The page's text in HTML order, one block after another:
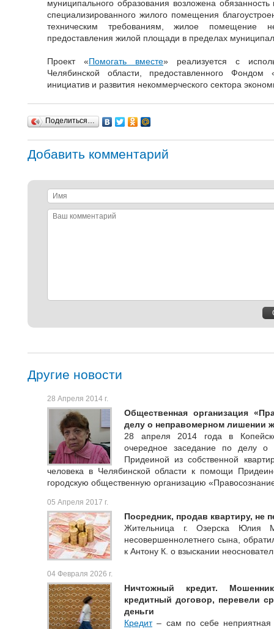
муниципального образования возложена
специализированного жилого помещения
техническим требованиям, жилое помещение
предоставления жилой площади в пределах
Проект «Помогать вместе» реализуется с
Челябинской области, предоставленного Фондом
инициатив и развития некоммерческого сектора
Поделиться…
Добавить комментарий
Имя
Ваш
Другие новости
28 Апреля 2014 г.
Общественная организация
делу о неправомерном лишении
28 апреля 2014 года в
очередное заседание по делу о
Придеиной из собственной
человека в Челябинской области к помощи
городскую общественную организацию
05 Апреля 2017 г.
Посредник, продав квартиру, не
Жительница г. Озерска Юлия
несовершеннолетнего сына,
к Антону К. о взыскании
04 Февраля 2026 г.
Ничтожный кредит.
кредитный договор, перевели
деньги
Кредит– сам по себе неприятная